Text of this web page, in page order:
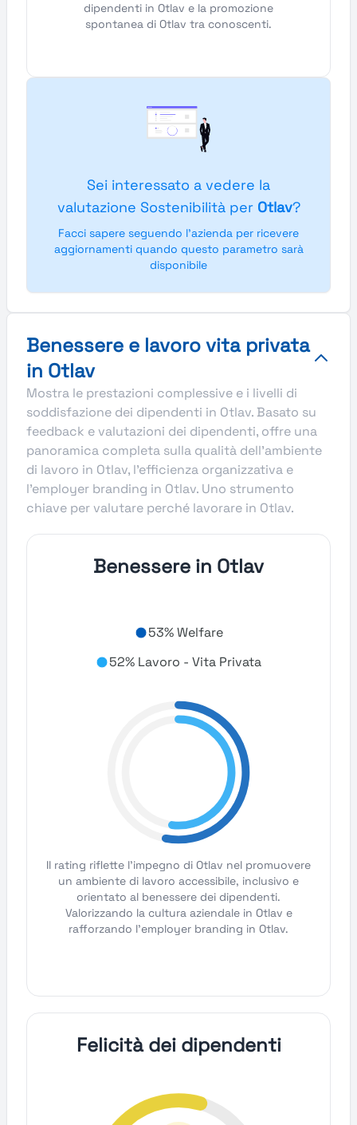
dipendenti in Otlav e la promozione
spontanea di Otlav tra conoscenti.
Sei interessato a vedere la
valutazione Sostenibilità per Otlav?
Facci sapere seguendo l'azienda per ricevere
aggiornamenti quando questo parametro sarà
disponibile
Benessere e lavoro vita privata
in Otlav
Mostra le prestazioni complessive e i livelli di
soddisfazione dei dipendenti in Otlav. Basato su
feedback e valutazioni dei dipendenti, offre una
panoramica completa sulla qualità dell’ambiente
di lavoro in Otlav, l’efficienza organizzativa e
l’employer branding in Otlav. Uno strumento
chiave per valutare perché lavorare in Otlav.
Benessere in Otlav
53% Welfare
52% Lavoro - Vita Privata
Il rating riflette l'impegno di Otlav nel promuovere
un ambiente di lavoro accessibile, inclusivo e
orientato al benessere dei dipendenti.
Valorizzando la cultura aziendale in Otlav e
rafforzando l'employer branding in Otlav.
Felicità dei dipendenti